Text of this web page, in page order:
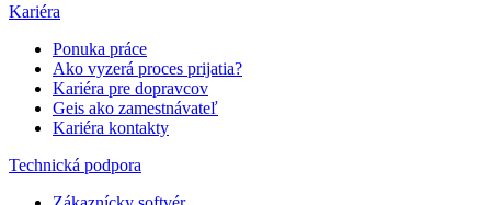
Kariéra
Ponuka práce
Ako vyzerá proces prijatia?
Kariéra pre dopravcov
Geis ako zamestnávateľ
Kariéra kontakty
Technická podpora